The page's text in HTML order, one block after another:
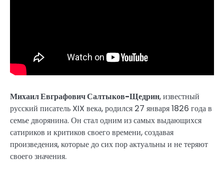
Михаил Евграфович Салтыков-Щедрин, известный
русский писатель XIX века, родился 27 января 1826 года в
семье дворянина. Он стал одним из самых выдающихся
сатириков и критиков своего времени, создавая
произведения, которые до сих пор актуальны и не теряют
своего значения.